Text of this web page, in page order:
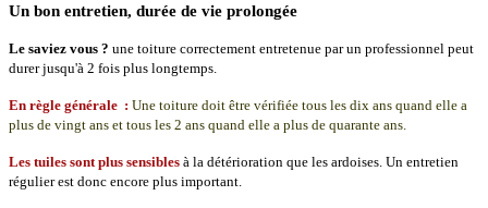
Un bon entretien, durée de vie prolongée
Le saviez vous ? une toiture correctement entretenue par un professionnel peut
durer jusqu'à 2 fois plus longtemps.
En règle générale : Une toiture doit être vérifiée tous les dix ans quand elle a
plus de vingt ans et tous les 2 ans quand elle a plus de quarante ans.
Les tuiles sont plus sensibles à la détérioration que les ardoises. Un entretien
régulier est donc encore plus important.